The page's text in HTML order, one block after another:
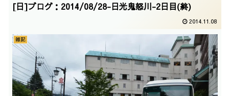
[日]ブログ：2014/08/28-日光鬼怒川-2日目(終)
2014.11.08
雑記